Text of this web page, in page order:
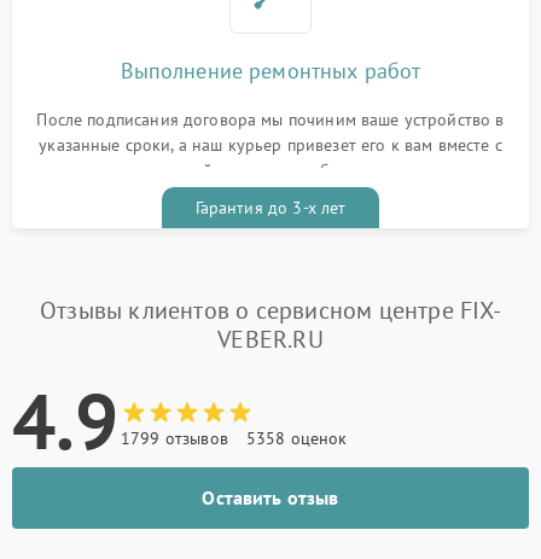
Выполнение ремонтных работ
После подписания договора мы починим ваше устройство в
указанные сроки, а наш курьер привезет его к вам вместе с
гарантийным талоном бесплатно
Гарантия до 3-х лет
Отзывы клиентов о сервисном центре FIX-
VEBER.RU
4.9 1799 отзывов 5358 оценок
Оставить отзыв